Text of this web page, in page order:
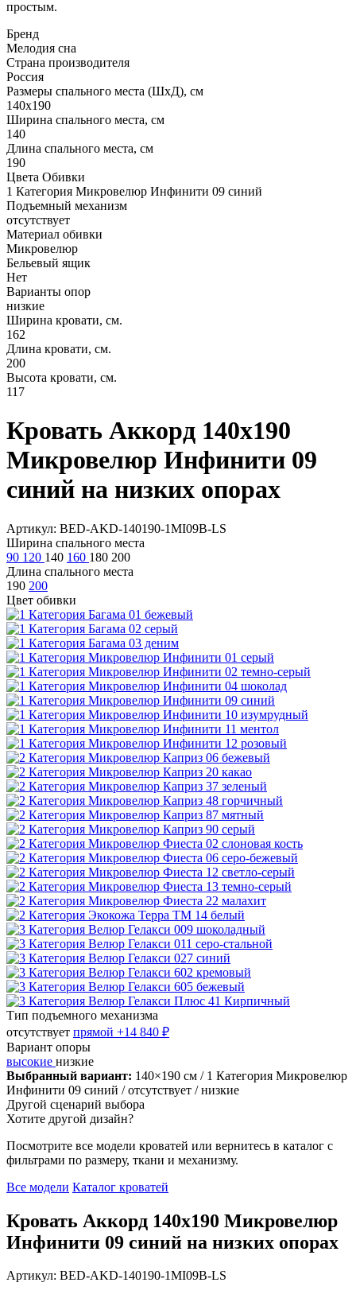
простым.
Бренд
Мелодия сна
Страна производителя
Россия
Размеры спального места (ШхД), см
140х190
Ширина спального места, см
140
Длина спального места, см
190
Цвета Обивки
1 Категория Микровелюр Инфинити 09 синий
Подъемный механизм
отсутствует
Материал обивки
Микровелюр
Бельевый ящик
Нет
Варианты опор
низкие
Ширина кровати, см.
162
Длина кровати, см.
200
Высота кровати, см.
117
Кровать Аккорд 140х190
Микровелюр Инфинити 09
синий на низких опорах
Артикул: BED-AKD-140190-1MI09B-LS
Ширина спального места
90 120 140 160 180 200
Длина спального места
190 200
Цвет обивки
Тип подъемного механизма
отсутствует прямой +14 840 ₽
Вариант опоры
высокие низкие
Выбранный вариант: 140×190 см / 1 Категория Микровелюр
Инфинити 09 синий / отсутствует / низкие
Другой сценарий выбора
Хотите другой дизайн?
Посмотрите все модели кроватей или вернитесь в каталог с
фильтрами по размеру, ткани и механизму.
Все модели Каталог кроватей
Кровать Аккорд 140х190 Микровелюр
Инфинити 09 синий на низких опорах
Артикул: BED-AKD-140190-1MI09B-LS